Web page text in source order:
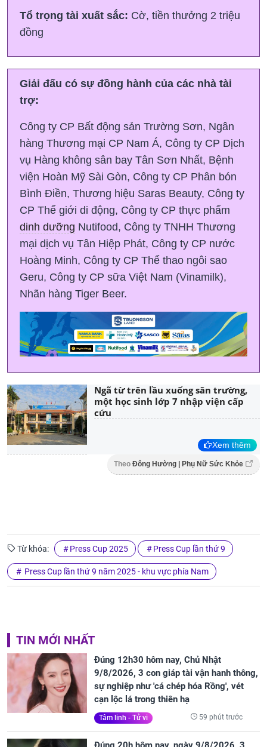
Tổ trọng tài xuất sắc: Cờ, tiền thưởng 2 triệu
đồng
Giải đấu có sự đồng hành của các nhà tài
trợ:
Công ty CP Bất động sản Trường Sơn, Ngân
hàng Thương mại CP Nam Á, Công ty CP Dịch
vụ Hàng không sân bay Tân Sơn Nhất, Bệnh
viện Hoàn Mỹ Sài Gòn, Công ty CP Phân bón
Bình Điền, Thương hiệu Saras Beauty, Công ty
CP Thế giới di động, Công ty CP thực phẩm
dinh dưỡng Nutifood, Công ty TNHH Thương
mại dịch vụ Tân Hiệp Phát, Công ty CP nước
Hoàng Minh, Công ty CP Thể thao ngôi sao
Geru, Công ty CP sữa Việt Nam (Vinamilk),
Nhãn hàng Tiger Beer.
Ngã từ trên lầu xuống sân trường,
một học sinh lớp 7 nhập viện cấp
cứu
Xem thêm
Theo Đông Hường | Phụ Nữ Sức Khỏe
Từ khóa: Press Cup 2025 Press Cup lần thứ 9
Press Cup lần thứ 9 năm 2025 - khu vực phía Nam
TIN MỚI NHẤT
Đúng 12h30 hôm nay, Chủ Nhật
9/8/2026, 3 con giáp tài vận hanh thông,
sự nghiệp như 'cá chép hóa Rồng', vét
cạn lộc lá trong thiên hạ
Tâm linh - Tử vi 59 phút trước